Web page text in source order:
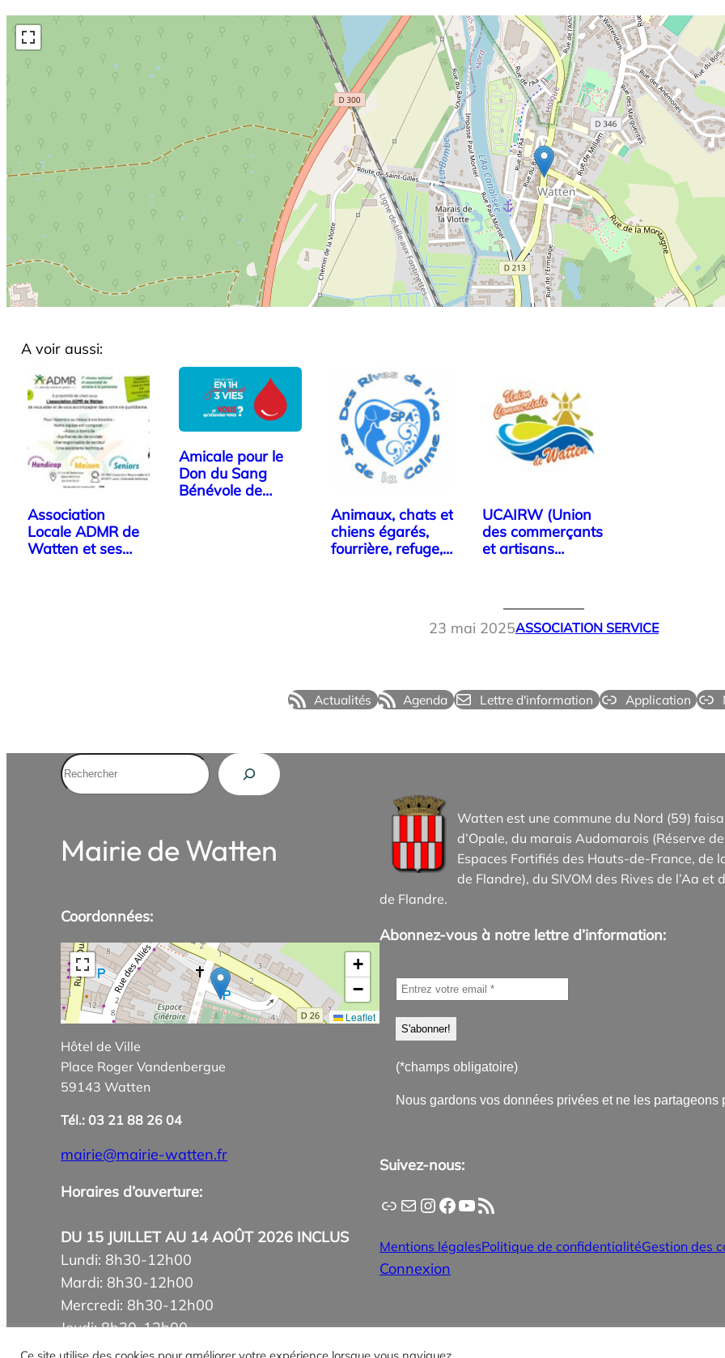
A voir aussi:
Association
Locale ADMR de
Watten et ses
Amicale pour le
Don du Sang
Bénévole de
Animaux, chats et
chiens égarés,
fourrière, refuge,
UCAIRW (Union
des commerçants
et artisans…
23 mai 2025ASSOCIATION SERVICE
Actualités Agenda Lettre d'information Application
Rechercher
Mairie de Watten
Coordonnées:
+
−
Leaflet
Hôtel de Ville
Place Roger Vandenbergue
59143 Watten
Tél.: 03 21 88 26 04
mairie@mairie-watten.fr
Horaires d’ouverture:
DU 15 JUILLET AU 14 AOÛT 2026 INCLUS
Lundi: 8h30-12h00
Mardi: 8h30-12h00
Mercredi: 8h30-12h00
Jeudi: 8h30-12h00
Vendredi: 8h30-12h00
Watten est une commune du Nord (59)
d’Opale, du marais Audomarois (Réserve
Espaces Fortifiés des Hauts-de-France, de
de Flandre), du SIVOM des Rives de l’Aa et
de Flandre.
Abonnez-vous à notre lettre d’information:
(*champs obligatoire)
Nous gardons vos données privées et ne les partageons
Suivez-nous:
Application PanneauPocket
Lettre d'information
Instagram
Facebook
YouTube
Flux RSS
Mentions légalesPolitique de confidentialitéGestion des
Connexion
Ce site utilise des cookies pour améliorer votre expérience lorsque vous naviguez.